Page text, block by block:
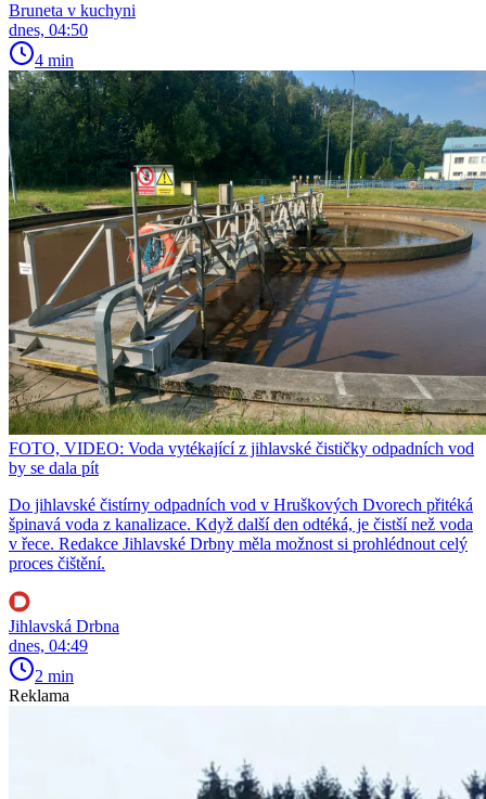
Bruneta v kuchyni
dnes, 04:50
4 min
FOTO, VIDEO: Voda vytékající z jihlavské čističky odpadních vod
by se dala pít
Do jihlavské čistírny odpadních vod v Hruškových Dvorech přitéká
špinavá voda z kanalizace. Když další den odtéká, je čistší než voda
v řece. Redakce Jihlavské Drbny měla možnost si prohlédnout celý
proces čištění.
Jihlavská Drbna
dnes, 04:49
2 min
Reklama